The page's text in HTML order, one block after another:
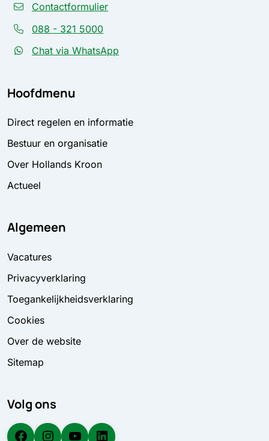
Contactformulier
088 - 321 5000
Chat via WhatsApp
Hoofdmenu
Direct regelen en informatie
Bestuur en organisatie
Over Hollands Kroon
Actueel
Algemeen
Vacatures
Privacyverklaring
Toegankelijkheidsverklaring
Cookies
Over de website
Sitemap
Volg ons
Facebook Instagram YouTube LinkedIn